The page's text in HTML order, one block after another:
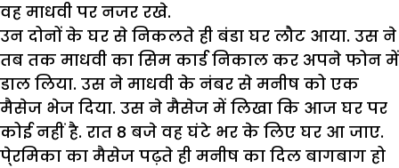
वह माधवी पर नजर रखे.
उन दोनों के घर से निकलते ही बंडा घर लौट आया. उस ने
तब तक माधवी का सिम कार्ड निकाल कर अपने फोन में
डाल लिया. उस ने माधवी के नंबर से मनीष को एक
मैसेज भेज दिया. उस ने मैसेज में लिखा कि आज घर पर
कोई नहीं है. रात 8 बजे वह घंटे भर के लिए घर आ जाए.
पे्रमिका का मैसेज पढ़ते ही मनीष का दिल बागबाग हो